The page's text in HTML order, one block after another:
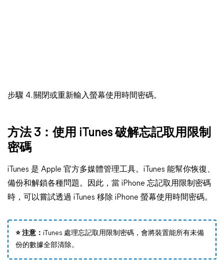
步驟 4. 關閉或重新輸入螢幕使用時間密碼。
方法 3：使用 iTunes 破解忘記取用限制
密碼
iTunes 是 Apple 官方多媒體管理工具。iTunes 能幫你恢復、
備份和解鎖各種問題。因此，當 iPhone 忘記取用限制密碼
時，可以嘗試透過 iTunes 移除 iPhone 螢幕使用時間密碼。
⭐️ 注意： iTunes 處理忘記取用限制密碼，會將裝置能所有未備
份的數據全部清除。